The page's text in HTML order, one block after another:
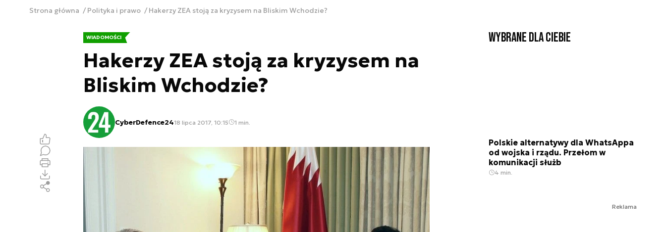
Strona główna Polityka i prawo Hakerzy ZEA stoją za kryzysem na Bliskim Wchodzie?
WIADOMOŚCI
Hakerzy ZEA stoją za kryzysem na
Bliskim Wchodzie?
CyberDefence2418 lipca 2017, 10:15 1 min.
Wybrane dla Ciebie
Polskie alternatywy dla WhatsAppa
od wojska i rządu. Przełom w
komunikacji służb
4 min.
Reklama